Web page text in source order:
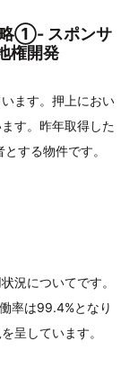
略①- スポンサ
権開発
ます。押上におい
す。昨年取得した
する物件です。
況についてです。
率は99.4%となり
呈しています。